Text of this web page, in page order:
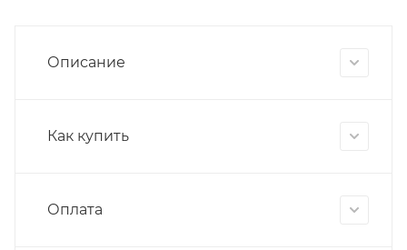
Описание
Как купить
Оплата